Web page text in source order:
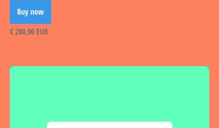
Buy now
€ 280,00 EUR